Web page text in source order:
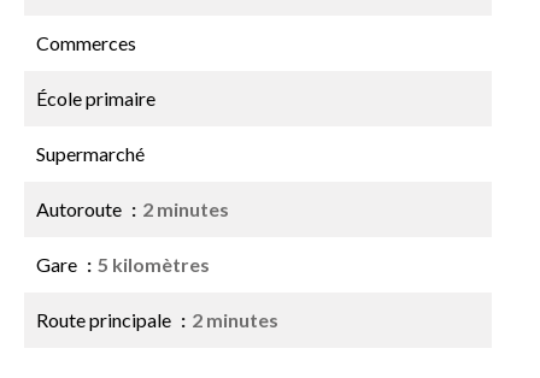
Commerces
École primaire
Supermarché
Autoroute 2 minutes
Gare 5 kilomètres
Route principale 2 minutes